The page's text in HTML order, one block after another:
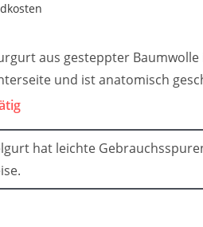
aus gesteppter
und ist anatomisch
hat leichte